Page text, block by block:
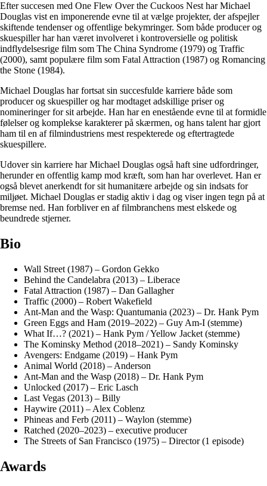
Efter succesen med One Flew Over the Cuckoos Nest har Michael
Douglas vist en imponerende evne til at vælge projekter, der afspejler
skiftende tendenser og offentlige bekymringer. Som både producer og
skuespiller har han været involveret i kontroversielle og politisk
indflydelsesrige film som The China Syndrome (1979) og Traffic
(2000), samt populære film som Fatal Attraction (1987) og Romancing
the Stone (1984).
Michael Douglas har fortsat sin succesfulde karriere både som
producer og skuespiller og har modtaget adskillige priser og
nomineringer for sit arbejde. Han har en enestående evne til at formidle
følelser og komplekse karakterer på skærmen, og hans talent har gjort
ham til en af filmindustriens mest respekterede og eftertragtede
skuespillere.
Udover sin karriere har Michael Douglas også haft sine udfordringer,
herunder en offentlig kamp mod kræft, som han har overlevet. Han er
også blevet anerkendt for sit humanitære arbejde og sin indsats for
miljøet. Michael Douglas er stadig aktiv i dag og viser ingen tegn på at
bremse ned. Han forbliver en af filmbranchens mest elskede og
beundrede stjerner.
Bio
Wall Street (1987) – Gordon Gekko
Behind the Candelabra (2013) – Liberace
Fatal Attraction (1987) – Dan Gallagher
Traffic (2000) – Robert Wakefield
Ant-Man and the Wasp: Quantumania (2023) – Dr. Hank Pym
Green Eggs and Ham (2019–2022) – Guy Am-I (stemme)
What If…? (2021) – Hank Pym / Yellow Jacket (stemme)
The Kominsky Method (2018–2021) – Sandy Kominsky
Avengers: Endgame (2019) – Hank Pym
Animal World (2018) – Anderson
Ant-Man and the Wasp (2018) – Dr. Hank Pym
Unlocked (2017) – Eric Lasch
Last Vegas (2013) – Billy
Haywire (2011) – Alex Coblenz
Phineas and Ferb (2011) – Waylon (stemme)
Ratched (2020–2023) – executive producer
The Streets of San Francisco (1975) – Director (1 episode)
Awards